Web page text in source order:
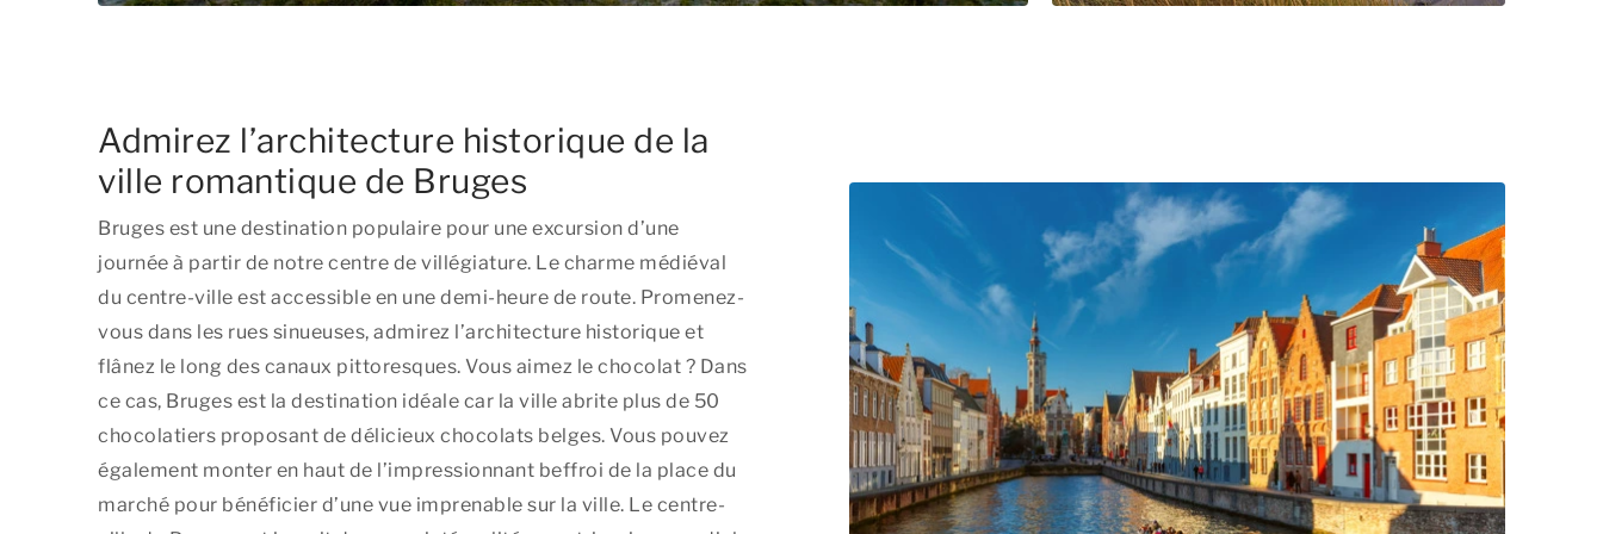
Admirez l’architecture historique de la
ville romantique de Bruges
Bruges est une destination populaire pour une excursion d’une
journée à partir de notre centre de villégiature. Le charme médiéval
du centre-ville est accessible en une demi-heure de route. Promenez-
vous dans les rues sinueuses, admirez l’architecture historique et
flânez le long des canaux pittoresques. Vous aimez le chocolat ? Dans
ce cas, Bruges est la destination idéale car la ville abrite plus de 50
chocolatiers proposant de délicieux chocolats belges. Vous pouvez
également monter en haut de l’impressionnant beffroi de la place du
marché pour bénéficier d’une vue imprenable sur la ville. Le centre-